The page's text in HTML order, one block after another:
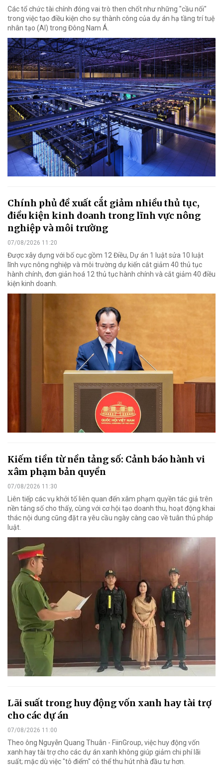
Các tổ chức tài chính đóng vai trò then chốt như những "cầu nối"
trong việc tạo điều kiện cho sự thành công của dự án hạ tầng trí tuệ
nhân tạo (AI) trong Đông Nam Á.
Chính phủ đề xuất cắt giảm nhiều thủ tục,
điều kiện kinh doanh trong lĩnh vực nông
nghiệp và môi trường
07/08/2026 11:20
Được xây dựng với bố cục gồm 12 Điều, Dự án 1 luật sửa 10 luật
lĩnh vực nông nghiệp và môi trường dự kiến cắt giảm 40 thủ tục
hành chính, đơn giản hoá 12 thủ tục hành chính và cắt giảm 40 điều
kiện kinh doanh.
Kiếm tiền từ nền tảng số: Cảnh báo hành vi
xâm phạm bản quyền
07/08/2026 11:30
Liên tiếp các vụ khởi tố liên quan đến xâm phạm quyền tác giả trên
nền tảng số cho thấy, cùng với cơ hội tạo doanh thu, hoạt động khai
thác nội dung cũng đặt ra yêu cầu ngày càng cao về tuân thủ pháp
luật.
Lãi suất trong huy động vốn xanh hay tài trợ
cho các dự án
07/08/2026 11:00
Theo ông Nguyễn Quang Thuân - FiinGroup, việc huy động vốn
xanh hay tài trợ cho các dự án xanh không giúp giảm chi phí lãi
suất; mặc dù việc "tô điểm" có thể thu hút nhà đầu tư hơn.